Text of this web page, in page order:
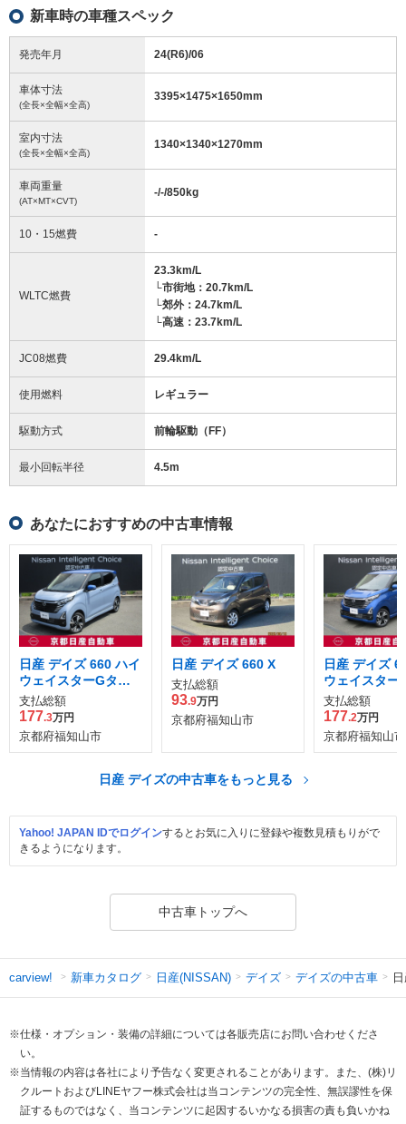
新車時の車種スペック
発売年月 24(R6)/06
車体寸法
(全長×全幅×全高)
3395×1475×1650mm
室内寸法
(全長×全幅×全高)
1340×1340×1270mm
車両重量
(AT×MT×CVT)
-/-/850kg
10・15燃費 -
WLTC燃費
23.3km/L
└市街地：20.7km/L
└郊外：24.7km/L
└高速：23.7km/L
JC08燃費 29.4km/L
使用燃料 レギュラー
駆動方式 前輪駆動（FF）
最小回転半径 4.5m
あなたにおすすめの中古車情報
日産 デイズ 660 ハイ
ウェイスターGター
ボ 4WD
支払総額
177.3万円
京都府福知山市
日産 デイズ 660 X
支払総額
93.9万円
京都府福知山市
日産 デイズ
ウェイスター
ボ 4WD
支払総額
177.2万円
京都府福知山市
日産 デイズの中古車をもっと見る
Yahoo! JAPAN IDでログインするとお気に入りに登録や複数見積もりがで
きるようになります。
中古車トップへ
carview! 新車カタログ 日産(NISSAN) デイズ デイズの中古車
※仕様・オプション・装備の詳細については各販売店にお問い合わせくださ
い。
※当情報の内容は各社により予告なく変更されることがあります。また、(株)リ
クルートおよびLINEヤフー株式会社は当コンテンツの完全性、無誤謬性を保
証するものではなく、当コンテンツに起因するいかなる損害の責も負いかね